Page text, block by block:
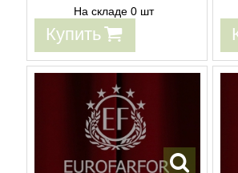
На складе 0 шт
Купить